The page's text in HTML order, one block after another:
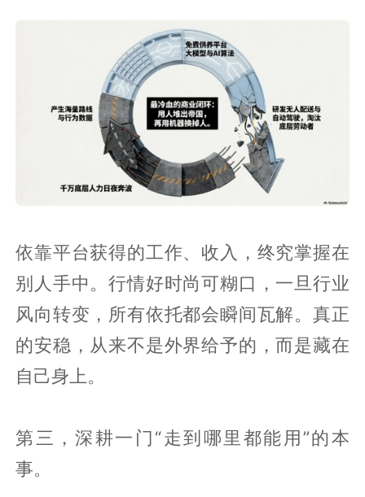
依靠平台获得的工作、收入，终究掌握在
别人手中。行情好时尚可糊口，一旦行业
风向转变，所有依托都会瞬间瓦解。真正
的安稳，从来不是外界给予的，而是藏在
自己身上。
第三，深耕一门“走到哪里都能用”的本
事。